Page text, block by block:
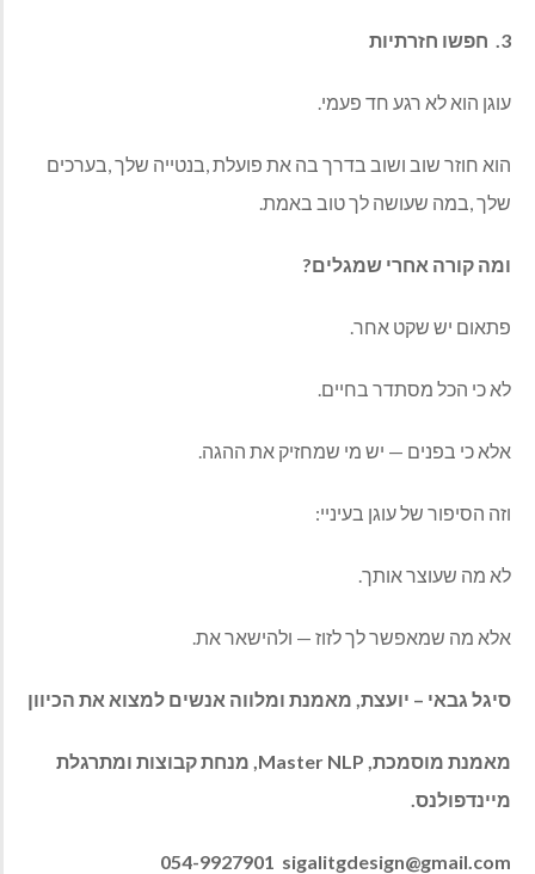
3.‬‭ ‬ חפשו‭ ‬חזרתיות
עוגן‭ ‬הוא‭ ‬לא‭ ‬רגע‭ ‬חד‭ ‬פעמי‭.‬
‬שלך‭, ‬במה‭ ‬שעושה‭ ‬לך‭ ‬טוב‭ ‬באמת‭.‬
ומה‭ ‬קורה‭ ‬אחרי‭ ‬שמגלים‭?‬
פתאום‭ ‬יש‭ ‬שקט‭ ‬אחר‭.‬
לא‭ ‬כי‭ ‬הכל‭ ‬מסתדר‭ ‬בחיים‭.‬
אלא‭ ‬כי‭ ‬בפנים‭ ‬‮—‬‭ ‬יש‭ ‬מי‭ ‬שמחזיק‭ ‬את‭ ‬ההגה‭.‬
וזה‭ ‬הסיפור‭ ‬של‭ ‬עוגן‭ ‬בעיניי‭:‬
לא‭ ‬מה‭ ‬שעוצר‭ ‬אותך‭.‬
אלא‭ ‬מה‭ ‬שמאפשר‭ ‬לך‭ ‬לזוז‭ ‬‮—‬‭ ‬ולהישאר‭ ‬את‭. ‬
סיגל‭ ‬גבאי‭ – ‬יועצת‭,‬ מאמנת‭ ‬ומלווה‭ ‬אנשים‭ ‬למצוא‭ ‬את‭ ‬הכיוון
מאמנת‭ ‬מוסמכת‭,‬ Master NLP
‬מיינדפולנס‭.‬
054-9927901‭ sigalitgdesign@gmail.com